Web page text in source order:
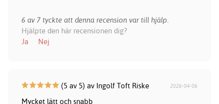
6 av 7 tyckte att denna recension var till hjälp.
Hjälpte den här recensionen dig?
Ja
Nej
(5 av 5) av Ingolf Toft Riske 2026-04-06
Mycket lätt och snabb